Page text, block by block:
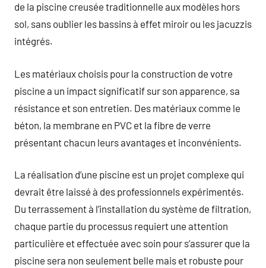
de la piscine creusée traditionnelle aux modèles hors
sol, sans oublier les bassins à effet miroir ou les jacuzzis
intégrés.
Les matériaux choisis pour la construction de votre
piscine a un impact significatif sur son apparence, sa
résistance et son entretien. Des matériaux comme le
béton, la membrane en PVC et la fibre de verre
présentant chacun leurs avantages et inconvénients.
La réalisation d’une piscine est un projet complexe qui
devrait être laissé à des professionnels expérimentés.
Du terrassement à l’installation du système de filtration,
chaque partie du processus requiert une attention
particulière et effectuée avec soin pour s’assurer que la
piscine sera non seulement belle mais et robuste pour